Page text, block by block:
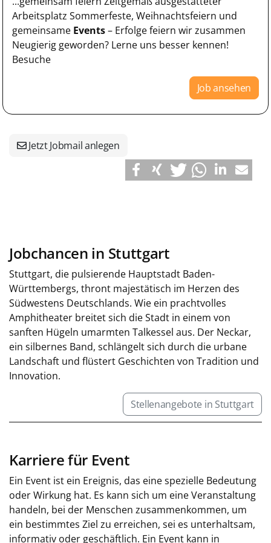
Arbeitsplatz Sommerfeste, Weihnachtsfeiern und
gemeinsame Events– Erfolge feiern wir zusammen
Neugierig geworden? Lerne uns besser kennen!
Besuche
Job ansehen
Jetzt Jobmail anlegen
Jobchancen in Stuttgart
Stuttgart, die pulsierende Hauptstadt Baden-
Württembergs, thront majestätisch im Herzen des
Südwestens Deutschlands. Wie ein prachtvolles
Amphitheater breitet sich die Stadt in einem von
sanften Hügeln umarmten Talkessel aus. Der Neckar,
ein silbernes Band, schlängelt sich durch die urbane
Landschaft und flüstert Geschichten von Tradition und
Innovation.
Stellenangebote in Stuttgart
Karriere für Event
Ein Event ist ein Ereignis, das eine spezielle Bedeutung
oder Wirkung hat. Es kann sich um eine Veranstaltung
handeln, bei der Menschen zusammenkommen, um
ein bestimmtes Ziel zu erreichen, sei es unterhaltsam,
informativ oder geschäftlich. Ein Event kann in